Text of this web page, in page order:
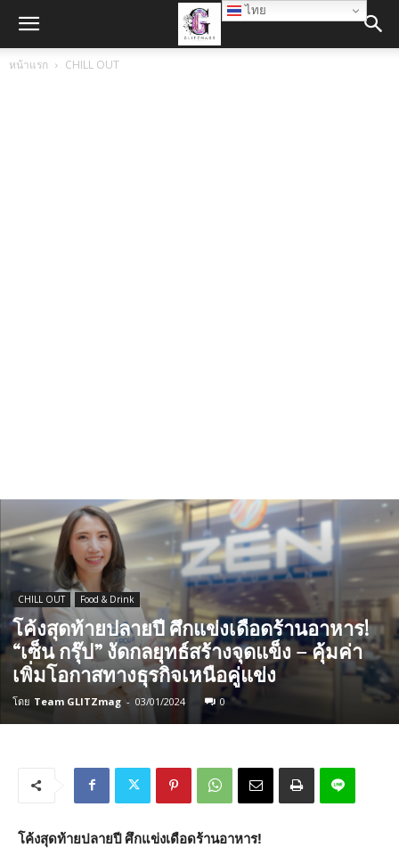
หน้าแรก CHILL OUT
CHILL OUT Food & Drink
โค้งสุดท้ายปลายปี ศึกแข่งเดือดร้านอาหาร!
“เซ็น กรุ๊ป” งัดกลยุทธ์สร้างจุดแข็ง – คุ้มค่า
เพิ่มโอกาสทางธุรกิจเหนือคู่แข่ง
โดย Team GLITZmag - 03/01/2024 0
โค้งสุดท้ายปลายปี ศึกแข่งเดือดร้านอาหาร!
ไทย